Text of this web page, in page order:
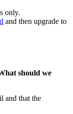
only.
and then upgrade to
should we
and that the